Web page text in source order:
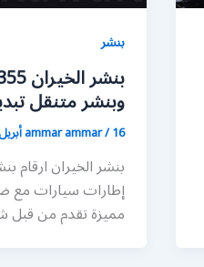
بنشر
وبنشر متنقل
ammar ammar/16 أبريل، 2020
بنشر الخيران ارقام
إطارات سيارات مع
مميزة تقدم من قبل